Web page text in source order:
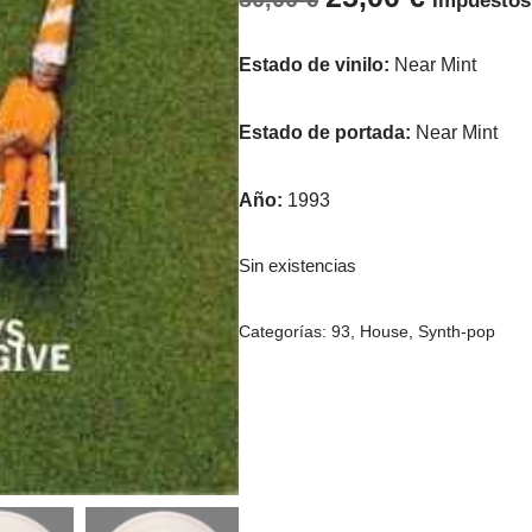
Estado de vinilo: Near Mint
Estado de portada: Near Mint
Año: 1993
Sin existencias
Categorías:93 House ,Synth-pop